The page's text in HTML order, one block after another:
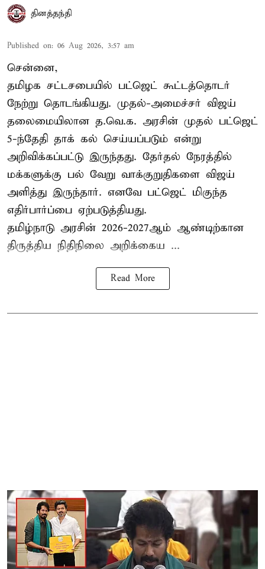
தினத்தந்தி
Published on: 06 Aug 2026, 3:57 am
சென்னை,
தமிழக சட்டசபையில் பட்ஜெட் கூட்டத்தொடர்
நேற்று தொடங்கியது. முதல்-அமைச்சர் விஜய்
தலைமையிலான த.வெ.க. அரசின் முதல் பட்ஜெட்
5-ந்தேதி தாக் கல் செய்யப்படும் என்று
அறிவிக்கப்பட்டு இருந்தது. தேர்தல் நேரத்தில்
மக்களுக்கு பல் வேறு வாக்குறுதிகளை விஜய்
அளித்து இருந்தார். எனவே பட்ஜெட் மிகுந்த
எதிர்பார்ப்பை ஏற்படுத்தியது.
தமிழ்நாடு அரசின் 2026-2027ஆம் ஆண்டிற்கான
திருத்திய நிதிநிலை அறிக்கைய ...
Read More